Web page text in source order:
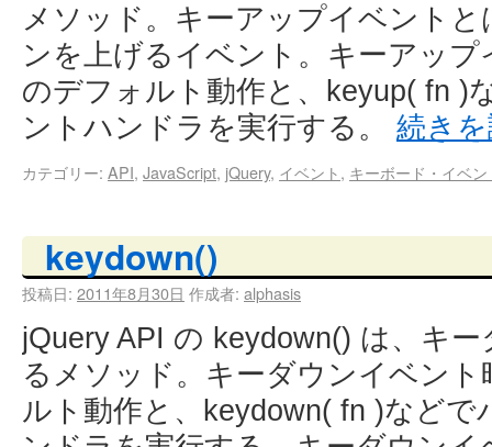
メソッド。キーアップイベント
ンを上げるイベント。キーアッ
のデフォルト動作と、keyup( fn )
ントハンドラを実行する。 続き
カテゴリー: API, JavaScript, jQuery, イベント, キーボード・イベン
keydown()
投稿日: 2011年8月30日 作成者: alphasis
jQuery API の keydown() は、キ
るメソッド。キーダウンイベン
ルト動作と、keydown( fn )など